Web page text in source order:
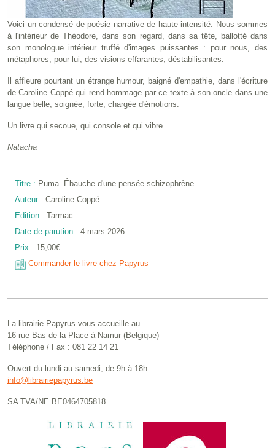
Voici un condensé de poésie narrative de haute intensité. Nous sommes
à l'intérieur de Théodore, dans son regard, dans sa tête, ballotté dans
son monologue intérieur truffé d'images puissantes : pour nous, des
métaphores, pour lui, des visions effarantes, déstabilisantes.
Il affleure pourtant un étrange humour, baigné d'empathie, dans l'écriture
de Caroline Coppé qui rend hommage par ce texte à son oncle dans une
langue belle, soignée, forte, chargée d'émotions.
Un livre qui secoue, qui console et qui vibre.
Natacha
Titre : Puma. Ébauche d'une pensée schizophrène
Auteur : Caroline Coppé
Edition : Tarmac
Date de parution : 4 mars 2026
Prix : 15,00€
Commander le livre chez Papyrus
La librairie Papyrus vous accueille au
16 rue Bas de la Place à Namur (Belgique)
Téléphone / Fax : 081 22 14 21
Ouvert du lundi au samedi, de 9h à 18h.
info@librairiepapyrus.be
SA TVA/NE BE0464705818